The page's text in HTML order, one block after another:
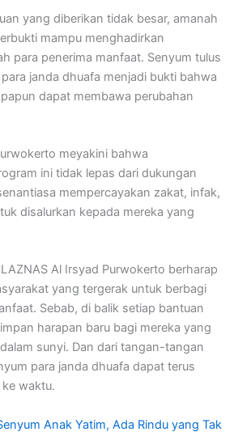
yang diberikan tidak besar, amanah
mampu menghadirkan
para penerima manfaat. Senyum tulus
janda dhuafa menjadi bukti bahwa
dapat membawa perubahan
meyakini bahwa
ini tidak lepas dari dukungan
mempercayakan zakat, infak,
disalurkan kepada mereka yang
Al Irsyad Purwokerto berharap
yang tergerak untuk berbagi
Sebab, di balik setiap bantuan
harapan baru bagi mereka yang
sunyi. Dan dari tangan-tangan
para janda dhuafa dapat terus
waktu.
Anak Yatim, Ada Rindu yang Tak